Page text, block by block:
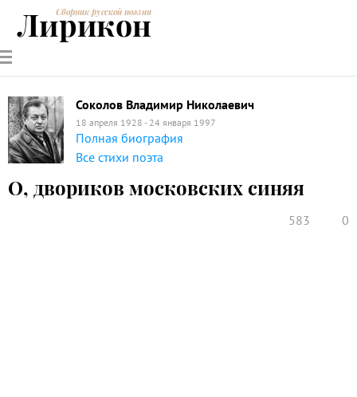
РУССКИЕ
ПОЭТЫ
СОВРЕМЕННИКИЭНЦИКЛОПЕДИЯ
ПОЭЗИИ
Сборник русской поэзии
Лирикон
Соколов Владимир Николаевич
18 апреля 1928 - 24 января 1997
Полная биография
Все стихи поэта
О, двориков московских синяя
583 0